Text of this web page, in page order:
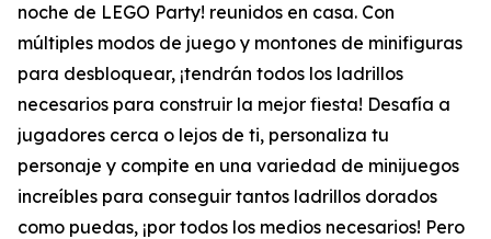
noche de LEGO Party! reunidos en casa. Con
múltiples modos de juego y montones de minifiguras
para desbloquear, ¡tendrán todos los ladrillos
necesarios para construir la mejor fiesta! Desafía a
jugadores cerca o lejos de ti, personaliza tu
personaje y compite en una variedad de minijuegos
increíbles para conseguir tantos ladrillos dorados
como puedas, ¡por todos los medios necesarios! Pero